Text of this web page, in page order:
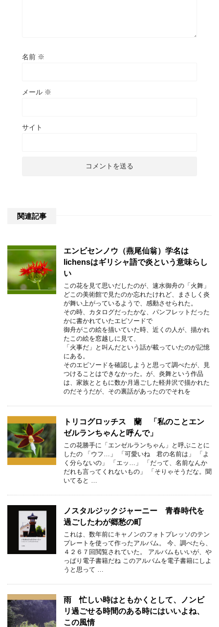
名前 ※
メール ※
サイト
関連記事
エンビセンノウ（燕尾仙翁）学名は
lichensはギリシャ語で炎という意味らし
い
この花を見て思いだしたのが、速水御舟の「火舞」
どこの美術館で見たのか忘れたけれど、まさしく炎
が舞い上がっているようで、感動させられた。
その時、カタログだったかな、パンフレットだった
かに書かれていたエピソードで
御舟がこの絵を描いていた時、近くの人が、描かれ
たこの絵を窓越しに見て、
「火事だ」と叫んだという話が載っていたのが記憶
にある。
そのエピソードを確認しようと思って調べたが、見
つけることはできなかった。が、炎舞という作品
は、家族とともに数か月過ごした軽井沢で描かれた
のだそうだが、その裏話があったのでそれを
トリコグロッチス 蘭 「私のことエン
ゼルランちゃんと呼んで」
この花勝手に「エンゼルランちゃん」と呼ぶことに
したの 「ウフ…」 「可愛いね 君の名前は」 「よ
く分らないの」 「エッ…」 「だって、名前なんか
だれも言ってくれないもの」 「そりゃそうだな。聞
いてると …
ノスタルジックジャーニー 青春時代を
過ごしたわが郷愁の町
これは、数年前にキャノンのフォトプレッソのテン
プレートを使って作ったアルバム。 今、調べたら、
４２６７回閲覧されていた。 アルバムもいいが、や
っぱり電子書籍だね このアルバムを電子書籍にしよ
うと思って …
雨 忙しい時はともかくとして、ノンビ
リ過ごせる時間のある時にはいいよね、
この風情